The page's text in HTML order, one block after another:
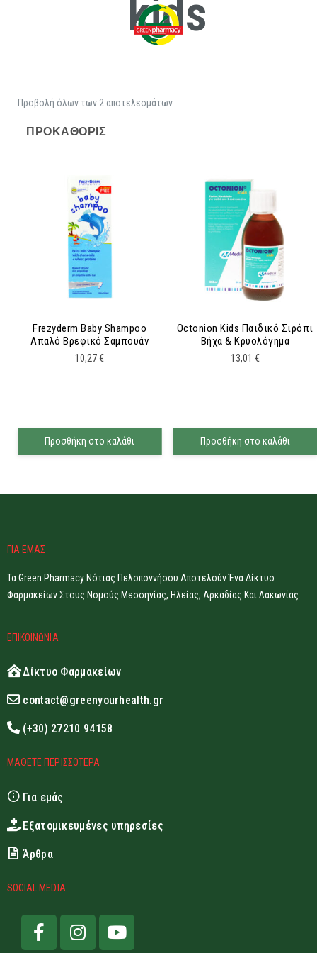
kids
Προβολή όλων των 2 αποτελεσμάτων
Frezyderm Baby Shampoo
Απαλό Βρεφικό Σαμπουάν
10,27€
Προσθήκη στο καλάθι
Octonion Kids Παιδικό Σιρόπι
Βήχα & Κρυολόγημα
13,01 €
Προσθήκη στο καλάθι
ΓΙΑ ΕΜΑΣ
Τα Green Pharmacy Νότιας Πελοποννήσου Αποτελούν Ένα Δίκτυο
Φαρμακείων Στους Νομούς Μεσσηνίας, Ηλείας, Αρκαδίας Και Λακωνίας.
ΕΠΙΚΟΙΝΩΝΙΑ
Δίκτυο Φαρμακείων
contact@greenyourhealth.gr
(+30) 27210 94158
ΜΑΘΕΤΕ ΠΕΡΙΣΣΟΤΕΡΑ
Για εμάς
Εξατομικευμένες υπηρεσίες
Άρθρα
SOCIAL MEDIA